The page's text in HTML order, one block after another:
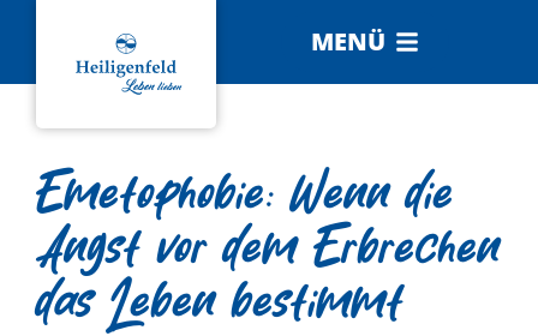
MENÜ
Emetophobie: Wenn die
Angst vor dem Erbrechen
das Leben bestimmt